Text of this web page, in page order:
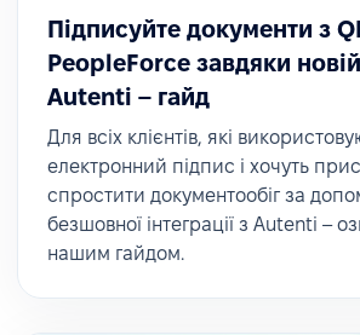
Підписуйте документи з
PeopleForce завдяки новій
Autenti – гайд
Для всіх клієнтів, які
електронний підпис і хочуть
спростити документообіг за
безшовної інтеграції з Autenti –
нашим гайдом.